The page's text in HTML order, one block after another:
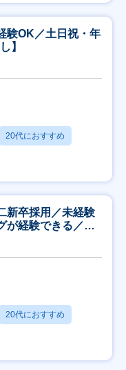
験OK／土日祝・年
】
20代におすすめ
新卒採用／未経験
が経験できる／研
20代におすすめ